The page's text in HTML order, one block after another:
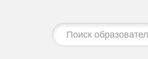
Строка
поиска: